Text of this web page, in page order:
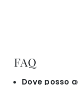
FAQ
Dove posso